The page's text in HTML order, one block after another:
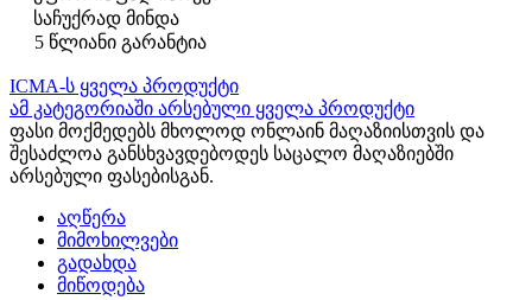
საჩუქრად მინდა
5 წლიანი გარანტია
ICMA-ს ყველა პროდუქტი
ამ კატეგორიაში არსებული ყველა პროდუქტი
ფასი მოქმედებს მხოლოდ ონლაინ მაღაზიისთვის და
შესაძლოა განსხვავდებოდეს საცალო მაღაზიებში
არსებული ფასებისგან.
აღწერა
მიმოხილვები
გადახდა
მიწოდება